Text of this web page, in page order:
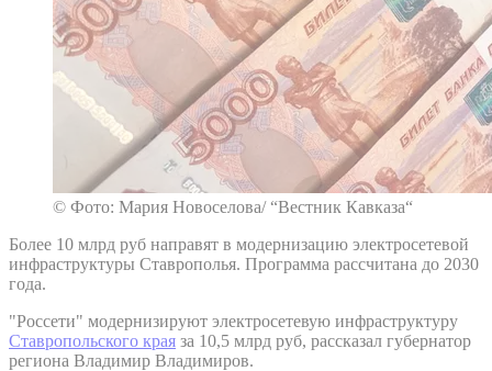
© Фото: Мария Новоселова/ “Вестник Кавказа“
Более 10 млрд руб направят в модернизацию электросетевой
инфраструктуры Ставрополья. Программа рассчитана до 2030
года.
"Россети" модернизируют электросетевую инфраструктуру
Ставропольского края за 10,5 млрд руб, рассказал губернатор
региона Владимир Владимиров.